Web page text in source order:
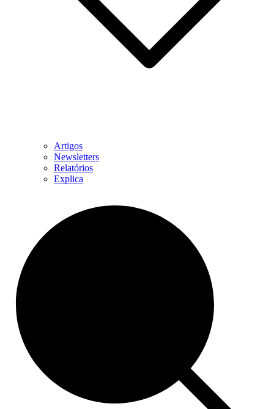
Artigos
Newsletters
Relatórios
Explica